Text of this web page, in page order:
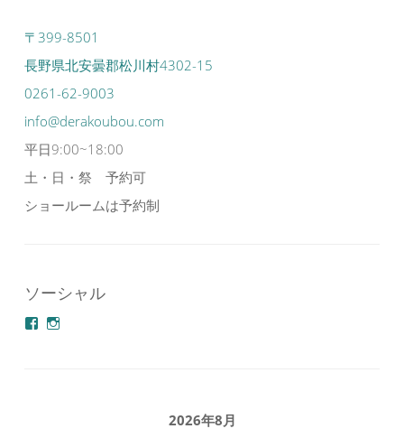
〒399-8501
長野県北安曇郡松川村4302-15
0261-62-9003
info@derakoubou.com
平日9:00~18:00
土・日・祭 予約可
ショールームは予約制
ソーシャル
azuminonoie
derakoubou
2026年8月